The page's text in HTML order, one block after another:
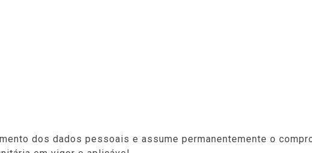
dos dados pessoais e assume permanentemente o